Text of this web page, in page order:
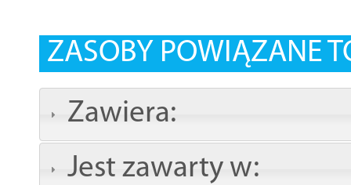
ZASOBY POWIĄZANE
Zawiera:
Jest zawarty w: